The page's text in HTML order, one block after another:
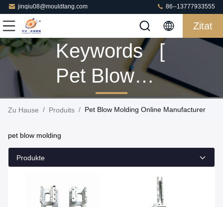
jinqiu08@mouldtang.com 86--13777933555
Zitat
Keywords [
Pet Blow
Molding ]
Produits
Zu Hause / Produits / Pet Blow Molding Online Manufacturer
pet blow molding
Produkte